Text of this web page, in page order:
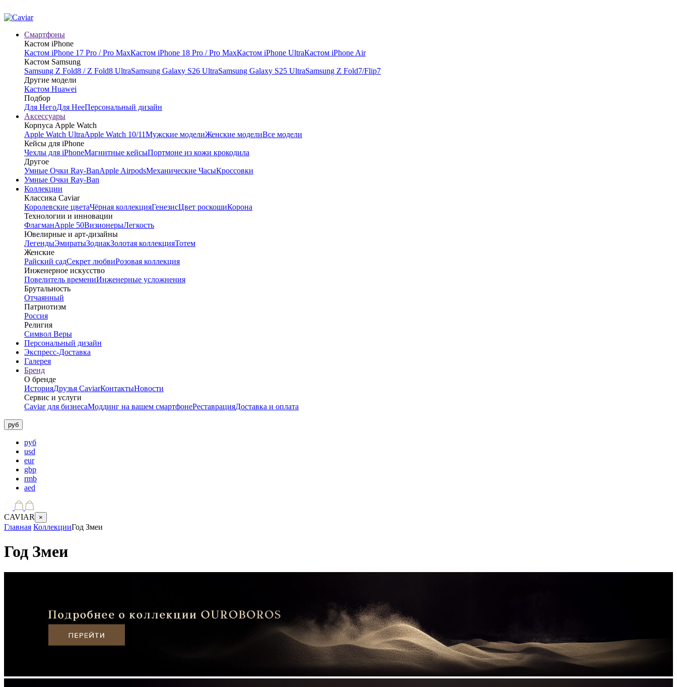
Смартфоны
Кастом iPhone
Кастом iPhone 17 Pro / Pro MaxКастом iPhone 18 Pro / Pro MaxКастом iPhone UltraКастом iPhone Air
Кастом Samsung
Samsung Z Fold8 / Z Fold8 UltraSamsung Galaxy S26 UltraSamsung Galaxy S25 UltraSamsung Z Fold7/Flip7
Другие модели
Кастом Huawei
Подбор
Для НегоДля НееПерсональный дизайн
Аксессуары
Корпуса Apple Watch
Apple Watch UltraApple Watch 10/11Мужские моделиЖенские моделиВсе модели
Кейсы для iPhone
Чехлы для iPhoneМагнитные кейсыПортмоне из кожи крокодила
Другое
Умные Очки Ray-BanApple AirpodsМеханические ЧасыКроссовки
Умные Очки Ray-Ban
Коллекции
Классика Caviar
Королевские цветаЧёрная коллекцияГенезисЦвет роскошиКорона
Технологии и инновации
ФлагманApple 50ВизионерыЛегкость
Ювелирные и арт-дизайны
ЛегендыЭмиратыЗодиакЗолотая коллекцияТотем
Женские
Райский садСекрет любвиРозовая коллекция
Инженерное искусство
Повелитель времениИнженерные усложнения
Брутальность
Отчаянный
Патриотизм
Россия
Религия
Символ Веры
Персональный дизайн
Экспресс-Доставка
Галерея
Бренд
О бренде
ИсторияДрузья CaviarКонтактыНовости
Сервис и услуги
Caviar для бизнесаМоддинг на вашем смартфонеРеставрацияДоставка и оплата
руб
руб
usd
eur
gbp
rmb
aed
CAVIAR ×
Главная КоллекцииГод Змеи
Год Змеи